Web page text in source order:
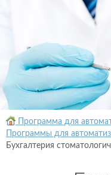
Программа для
Программы для
Бухгалтерия